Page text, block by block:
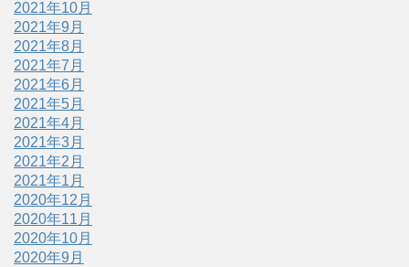
2021年10月
2021年9月
2021年8月
2021年7月
2021年6月
2021年5月
2021年4月
2021年3月
2021年2月
2021年1月
2020年12月
2020年11月
2020年10月
2020年9月